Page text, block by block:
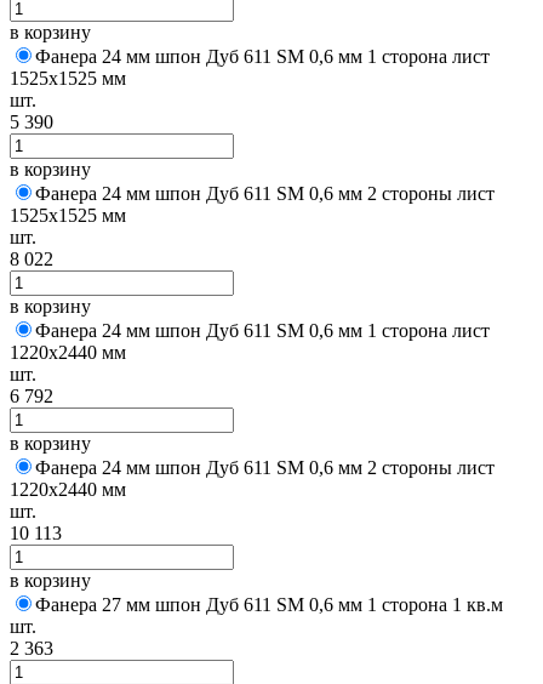
в корзину
Фанера 24 мм шпон Дуб 611 SM 0,6 мм 1 сторона лист
1525х1525 мм
шт.
5 390
в корзину
Фанера 24 мм шпон Дуб 611 SM 0,6 мм 2 стороны лист
1525х1525 мм
шт.
8 022
в корзину
Фанера 24 мм шпон Дуб 611 SM 0,6 мм 1 сторона лист
1220х2440 мм
шт.
6 792
в корзину
Фанера 24 мм шпон Дуб 611 SM 0,6 мм 2 стороны лист
1220х2440 мм
шт.
10 113
в корзину
Фанера 27 мм шпон Дуб 611 SM 0,6 мм 1 сторона 1 кв.м
шт.
2 363